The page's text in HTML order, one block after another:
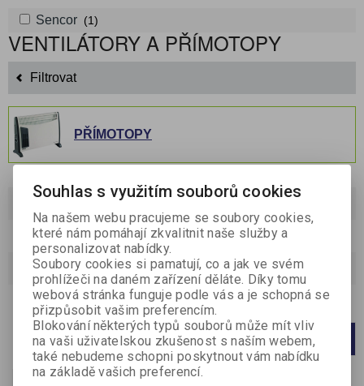
Sencor (1)
VENTILÁTORY A PŘÍMOTOPY
Filtrovat
PŘÍMOTOPY
Řadit podle:
Katalog Ceník
Strana 1z1Celkem1 záznamů
Počet na stránku 20 40 60
Na objednání
Souhlas s využitím souborů cookies
Na našem webu pracujeme se soubory cookies,
které nám pomáhají zkvalitnit naše služby a
personalizovat nabídky.
Soubory cookies si pamatují, co a jak ve svém
prohlížeči na daném zařízení děláte. Díky tomu
webová stránka funguje podle vás a je schopná se
přizpůsobit vašim preferencím.
Blokování některých typů souborů může mít vliv
na vaši uživatelskou zkušenost s naším webem,
také nebudeme schopni poskytnout vám nabídku
na základě vašich preferencí.